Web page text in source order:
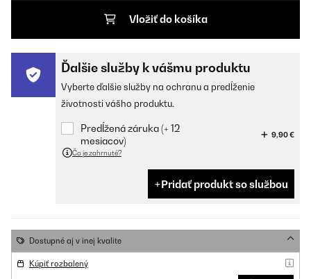
Vložiť do košíka
Ďalšie služby k vášmu produktu
Vyberte ďalšie služby na ochranu a predĺženie
životnosti vášho produktu.
Predĺžená záruka (+ 12
mesiacov)
9,90 €
Čo je zahrnuté?
Pridať produkt so službou
Dostupné aj v inej kvalite
Kúpiť rozbalený